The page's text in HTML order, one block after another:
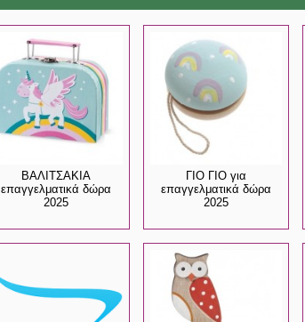
ΒΑΛΙΤΣΑΚΙΑ
επαγγελματικά δώρα
2025
ΓΙΟ ΓΙΟ για
επαγγελματικά δώρα
2025